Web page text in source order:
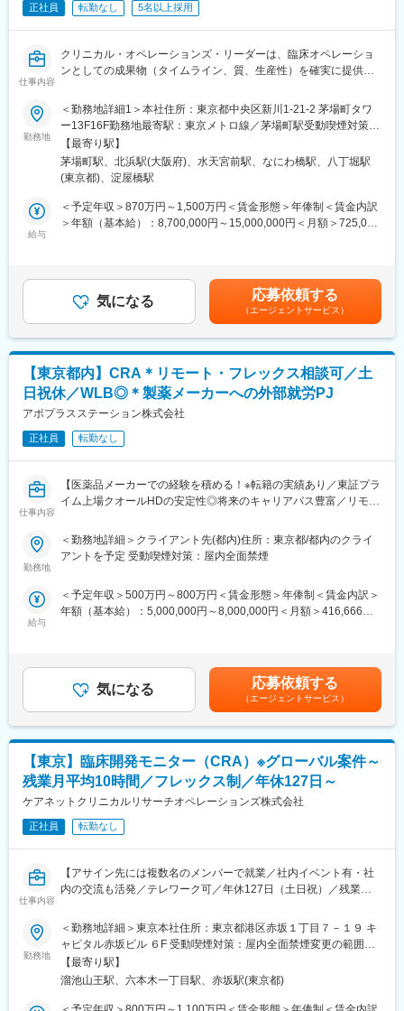
正社員 転勤なし 5名以上採用
仕事内容
クリニカル・オペレーションズ・リーダーは、臨床オペレーショ
ンとしての成果物（タイムライン、質、生産性）を確実に提供す
ら、クリニカルチームを取りまとめ、プロジェクトにおける臨床
オペレーション戦略の実施全般において、説明責任を負います。
なお、プロジェクトリーダーが任命されていないような小規模な
プロジェクトにおいては、プロジェクトリーダーとしての役割も
担います。
責任者として任命された業務は、グローバルリサーチオペレーシ
ョンの全ての規律を含むものとします。
・現場で治験にあたるCRAのチームマネジメント
- プロジェクトの実施、管理と評価
- プロジェクト終結
・臨床オペレーション戦略のCRAや関係各所への説明
パレクセルは世界最大級の医薬品開発業務受託機関 (CRO)であ
り、救命治療がより早く患者さんに届くよう、フェーズⅠからフ
ェーズ Ⅳまでの臨床開発サービスを提供しています。臨床、薬
ローバルなプロフェッショナルで構成されるパレクセルのチーム
は、バイオ医薬品のリーダー、新興イノベーター、治験実施施設
に取り組み、臨床研究へのアクセスと参加を拡大することで、誰
もが、どこからでも、臨床研究を治療の選択肢とすることを目指
このアプローチにより、弊社は業界全体で高い評価を獲得し続け
臨床研究の専門性を高めたことが評価され、2024年および2023年
のSociety for Clinical Research Sites (SCRS)イーグルアワードに
た。
勤務地
＜勤務地詳細1＞本社住所：東京都中央区新川1-21-2 茅場町タワ
ー13F16F勤務地最寄駅：東京メトロ線／茅場町駅受動喫煙対策：
屋内全面禁煙＜勤務地詳細2＞大阪本社住所：大阪府大阪市中央区
今橋2-5-8 トレードピア淀屋橋18階勤務地最寄駅：地下鉄・京阪
線／淀屋橋、北浜駅受動喫煙対策：屋内全面禁煙変更の範囲：会
【最寄り駅】
茅場町駅、北浜駅(大阪府)、水天宮前駅、なにわ橋駅、八丁堀駅
(東京都)、淀屋橋駅
給与
＜予定年収＞870万円～1,500万円＜賃金形態＞年俸制＜賃金内訳
＞年額（基本給）：8,700,000円～15,000,000円＜月額＞725,000
能性があります。月給(月額)は固定手当を含めた表記です。
気になる 応募依頼する
（エージェントサービス）
【東京都内】CRA＊リモート・フレックス相談可／土
日祝休／WLB◎＊製薬メーカーへの外部就労PJ
アポプラスステーション株式会社
正社員 転勤なし
仕事内容
【医薬品メーカーでの経験を積める！※転籍の実績あり／東証プラ
イム上場クオールHDの安定性◎将来のキャリアパス豊富／リモー
■業務内容：
臨床開発モニターとして、クライアント先にてモニター業務をお
運用するモニタリング、症例報告書チェック・回収、治験終了の
諸手続きなど臨床開発業務全般を行います。外部就労型を通じ、
製薬メーカーの就労環境におかれ、過度な残業等はありません。
ワークライフバランスに優れた労働環境をご提案出来ます。ま
た、製薬メーカー社員と同様の教育研修を受講できる機会がある
為ご自身の成長につながる環境です。（努力、成果に応じては配
属先製薬メーカーへの転籍の実例もございます）
また外部就労型だけではなく受託型もあるため、本社（アポプラ
スステーション）に戻った場合希望に応じてマネジメント業務や
スペシャリスト業務、またはキャリアチェンジでの新たな業務機
会があります。
・外資系製薬メーカー（オンコロジー、CNS、皮膚科、眼科、循
・国内製薬メーカー（オンコロジー、泌尿器、アレルギー領
域） など
東証プライム上場の大手調剤薬局チェーンを展開するクオールの
中核子会社です。CRO事業の一層の拡充を図るため、クオール
RD（CRO）と統合し2017年4月より新生アポプラスステーション
として始動しております。
■人のキャリアに向き合う会社：
ご自身の「将来こうなりたい！この経験を積みたい！」という気
勤務地
＜勤務地詳細＞クライアント先(都内)住所：東京都/都内のクライ
アントを予定 受動喫煙対策：屋内全面禁煙
給与
＜予定年収＞500万円～800万円＜賃金形態＞年俸制＜賃金内訳＞
年額（基本給）：5,000,000円～8,000,000円＜月額＞416,666円
対象外スタッフ職で入社の場合、時間外手当は別途支給されま
す。賃金はあくまでも目安の金額であり、選考を通じて上下する
可能性があります。月給(月額)は固定手当を含めた表記です。
気になる 応募依頼する
（エージェントサービス）
【東京】臨床開発モニター（CRA）※グローバル案件～
残業月平均10時間／フレックス制／年休127日～
ケアネットクリニカルリサーチオペレーションズ株式会社
正社員 転勤なし
仕事内容
【アサイン先には複数名のメンバーで就業／社内イベント有・社
内の交流も活発／テレワーク可／年休127日（土日祝）／残業月
■業務内容：
臨床開発モニターとして製薬・医療機器メーカーから受諾臨床開
発業務をお任せします。オンコロジー案件やグローバル案件もあ
り、キャリアアップとプライベート両立が可能なポジションで
す。
■担当案件：
勤務地
＜勤務地詳細＞東京本社住所：東京都港区赤坂１丁目７－１９ キ
ャピタル赤坂ビル ６F 受動喫煙対策：屋内全面禁煙変更の範囲：
会社の定める事業所
【最寄り駅】
溜池山王駅、六本木一丁目駅、赤坂駅(東京都)